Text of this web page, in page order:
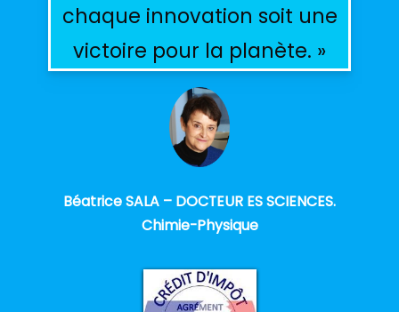
chaque innovation soit une
victoire pour la planète. »
Béatrice SALA – DOCTEUR ES SCIENCES.
Chimie-Physique